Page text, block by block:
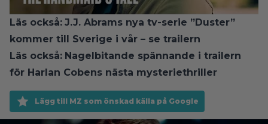
Läs också: J.J. Abrams nya tv-serie ”Duster”
kommer till Sverige i vår – se trailern
Läs också: Nagelbitande spännande i trailern
för Harlan Cobens nästa mysteriethriller
Lägg till MZ som önskad källa på Google